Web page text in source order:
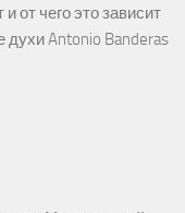
от чего это зависит
Antonio Banderas